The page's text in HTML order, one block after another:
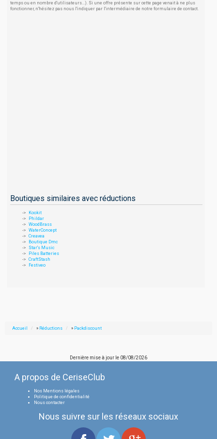
temps ou en nombre d'utilisateurs...). Si une offre présente sur cette page venait à ne plus
fonctionner, n'hésitez pas nous l'indiquer par l'intermédiaire de notre formulaire de contact.
Boutiques similaires avec réductions
Kookit
Phildar
WoodBrass
WaterConcept
Creavea
Boutique Dmc
Star's Music
Piles Batteries
CraftStash
Festiveo
Accueil » Réductions » Packdiscount
Dernière mise à jour le 08/08/2026
A propos de CeriseClub
Nos Mentions légales
Politique de confidentialité
Nous contacter
Nous suivre sur les réseaux sociaux